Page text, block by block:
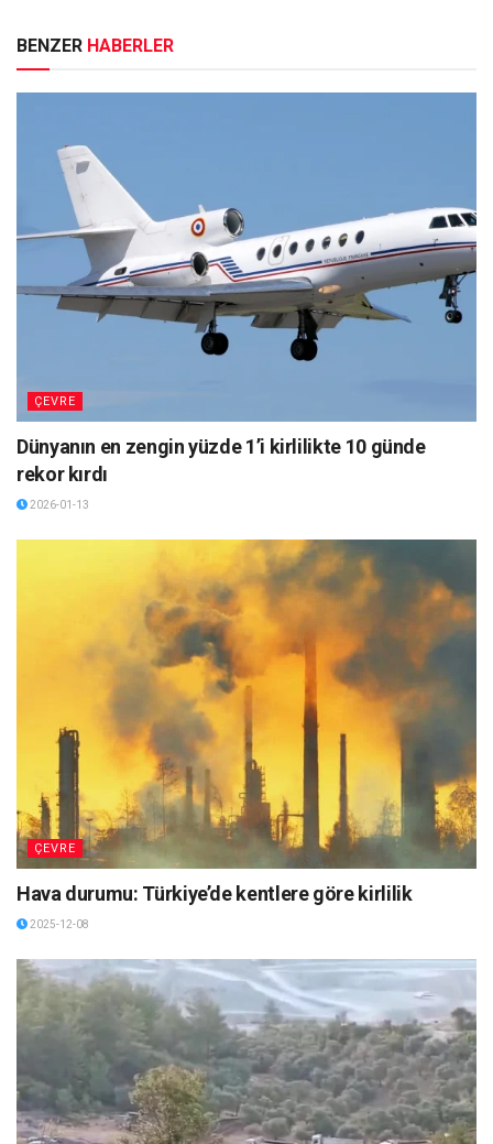
BENZER HABERLER
ÇEVRE
Dünyanın en zengin yüzde 1’i kirlilikte 10 günde
rekor kırdı
2026-01-13
ÇEVRE
Hava durumu: Türkiye’de kentlere göre kirlilik
2025-12-08